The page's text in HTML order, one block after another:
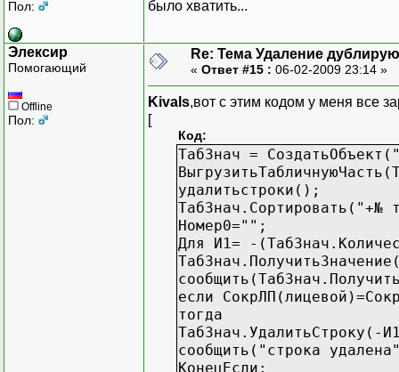
Пол:
было хватить...
Элексир
Помогающий
Offline
Пол:
Re: Тема Удаление
« Ответ #15 : 06-02-2009 23:14 »
Kivals,вот с этим кодом у меня все
[
Код:
ТабЗнач =
удалитьстроки();
ТабЗнач.Сортировать("+№
Номер0="";
Для И1= -
если
тогда
ТабЗнач.УдалитьСтроку(-
сообщить("строка
КонецЕсли;